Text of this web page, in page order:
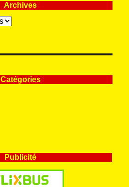
Archives
Catégories